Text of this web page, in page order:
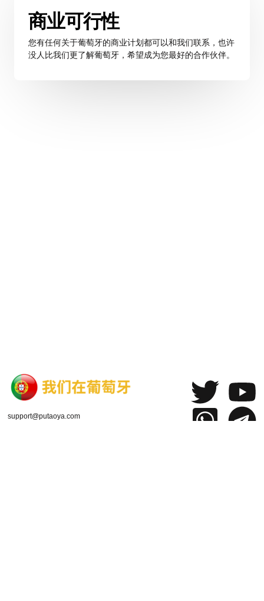
商业可行性
您有任何关于葡萄牙的商业计划都可以和我们联系，也许
没人比我们更了解葡萄牙，希望成为您最好的合作伙伴。
support@putaoya.com